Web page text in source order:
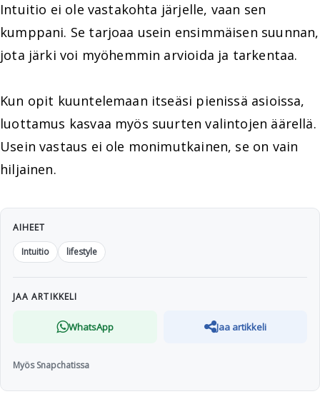
Intuitio ei ole vastakohta järjelle, vaan sen
kumppani. Se tarjoaa usein ensimmäisen suunnan,
jota järki voi myöhemmin arvioida ja tarkentaa.
Kun opit kuuntelemaan itseäsi pienissä asioissa,
luottamus kasvaa myös suurten valintojen äärellä.
Usein vastaus ei ole monimutkainen, se on vain
hiljainen.
AIHEET
Intuitio
lifestyle
JAA ARTIKKELI
WhatsApp Jaa artikkeli
Myös Snapchatissa